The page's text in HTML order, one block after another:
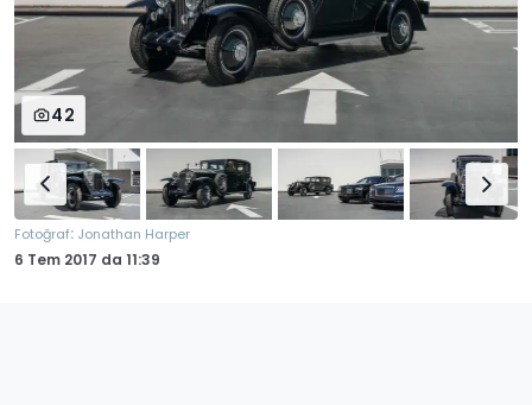
42
Fotoğraf: Jonathan Harper
6 Tem 2017 da 11:39